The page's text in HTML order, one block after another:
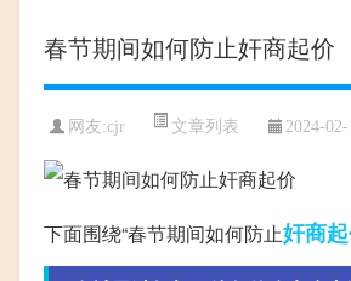
春节期间如何防止奸商起价
网友:cjr 文章列表 2024-
下面围绕“春节期间如何防止奸商